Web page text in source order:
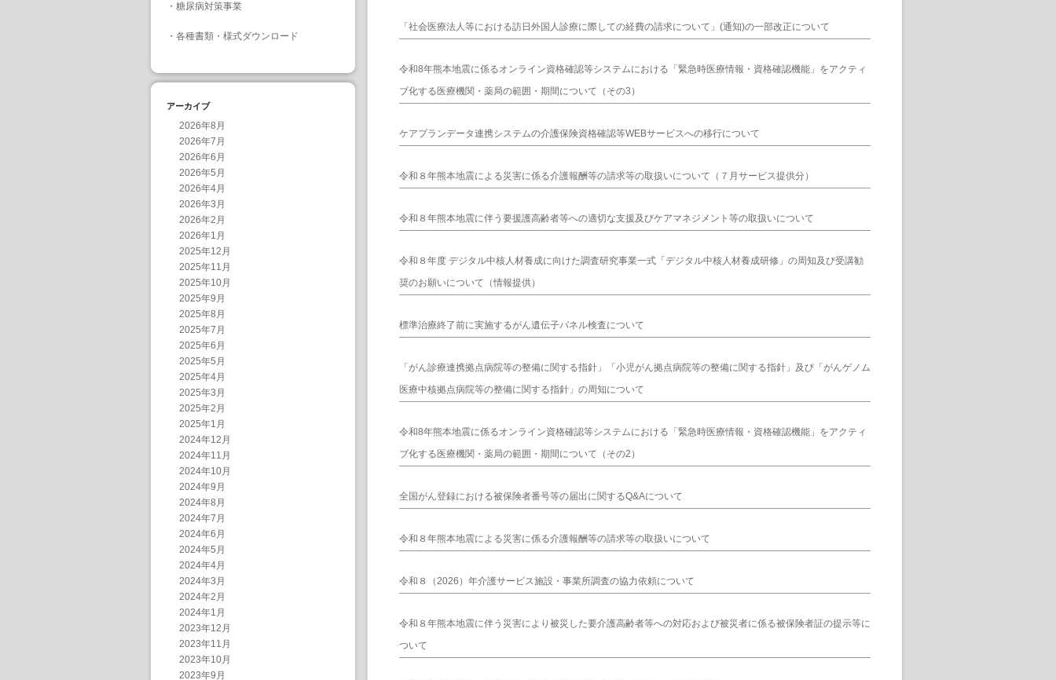
・ 糖尿病対策事業
・ 各種書類・様式ダウンロード
アーカイブ
2026年8月
2026年7月
2026年6月
2026年5月
2026年4月
2026年3月
2026年2月
2026年1月
2025年12月
2025年11月
2025年10月
2025年9月
2025年8月
2025年7月
2025年6月
2025年5月
2025年4月
2025年3月
2025年2月
2025年1月
2024年12月
2024年11月
2024年10月
2024年9月
2024年8月
2024年7月
2024年6月
2024年5月
2024年4月
2024年3月
2024年2月
2024年1月
2023年12月
2023年11月
2023年10月
2023年9月
「社会医療法人等における訪日外国人診療に際しての経費の請求について」(通知)の一部改正について
令和8年熊本地震に係るオンライン資格確認等システムにおける「緊急時医療情報・資格確認機能」をアクティ
ブ化する医療機関・薬局の範囲・期間について（その3）
ケアプランデータ連携システムの介護保険資格確認等WEBサービスへの移行について
令和８年熊本地震による災害に係る介護報酬等の請求等の取扱いについて（７月サービス提供分）
令和８年熊本地震に伴う要援護高齢者等への適切な支援及びケアマネジメント等の取扱いについて
令和８年度 デジタル中核人材養成に向けた調査研究事業一式「デジタル中核人材養成研修」の周知及び受講勧
奨のお願いについて（情報提供）
標準治療終了前に実施するがん遺伝子パネル検査について
「がん診療連携拠点病院等の整備に関する指針」「小児がん拠点病院等の整備に関する指針」及び「がんゲノム
医療中核拠点病院等の整備に関する指針」の周知について
令和8年熊本地震に係るオンライン資格確認等システムにおける「緊急時医療情報・資格確認機能」をアクティ
ブ化する医療機関・薬局の範囲・期間について（その2）
全国がん登録における被保険者番号等の届出に関するQ&Aについて
令和８年熊本地震による災害に係る介護報酬等の請求等の取扱いについて
令和８（2026）年介護サービス施設・事業所調査の協力依頼について
令和８年熊本地震に伴う災害により被災した要介護高齢者等への対応および被災者に係る被保険者証の提示等に
ついて